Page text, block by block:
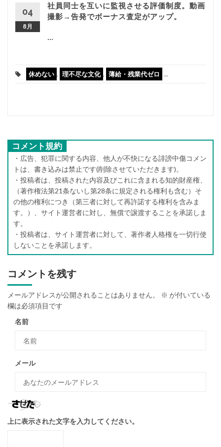
04
8月
社員同士を互いに監視させる評価制度。動画
撮影→告発でボーナス査定がアップ。
...
休めない , 理不尽な文化 , 薄給・残業代ゼロ ...
コメント規約
・広告、犯罪に関する内容、他人が不快になる誹謗中傷コメン
トは、書き込みは禁止です(削除させていただきます)。
・投稿者は、投稿された内容及びこれに含まれる知的財産権、
（著作権法第21条ないし第28条に規定される権利も含む）そ
の他の権利につき（第三者に対して再許諾する権利を含みま
す。）、サイト運営者に対し、無償で譲渡することを承諾しま
す。
・投稿者は、サイト運営者に対して、著作者人格権を一切行使
しないことを承諾します。
コメントを残す
メールアドレスが公開されることはありません。 ※ が付いている
欄は必須項目です
名前
メール
上に表示された文字を入力してください。